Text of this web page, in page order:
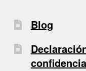
Blog